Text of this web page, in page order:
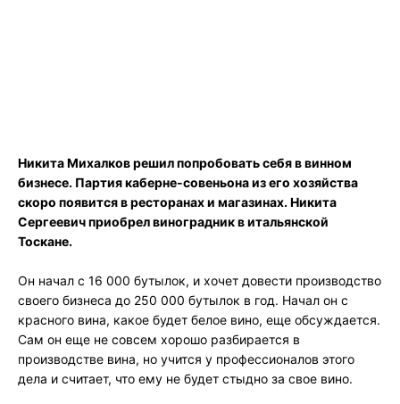
Никита Михалков решил попробовать себя в винном
бизнесе. Партия каберне-совеньона из его хозяйства
скоро появится в ресторанах и магазинах. Никита
Сергеевич приобрел виноградник в итальянской
Тоскане.
Он начал с 16 000 бутылок, и хочет довести производство
своего бизнеса до 250 000 бутылок в год. Начал он с
красного вина, какое будет белое вино, еще обсуждается.
Сам он еще не совсем хорошо разбирается в
производстве вина, но учится у профессионалов этого
дела и считает, что ему не будет стыдно за свое вино.